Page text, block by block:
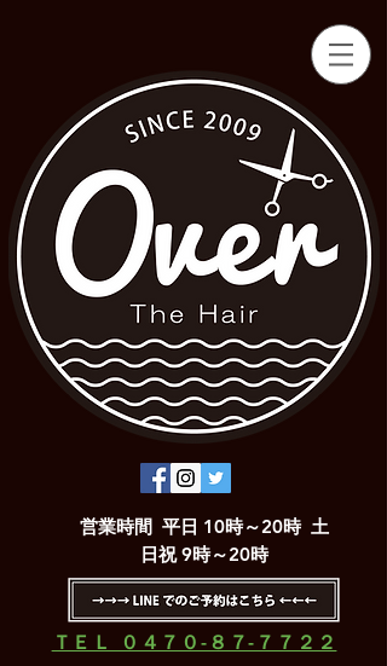
営業時間 平日 10時～20時 土
日祝 9時～20時
ＴＥＬ ０４７０-８７-７７２２